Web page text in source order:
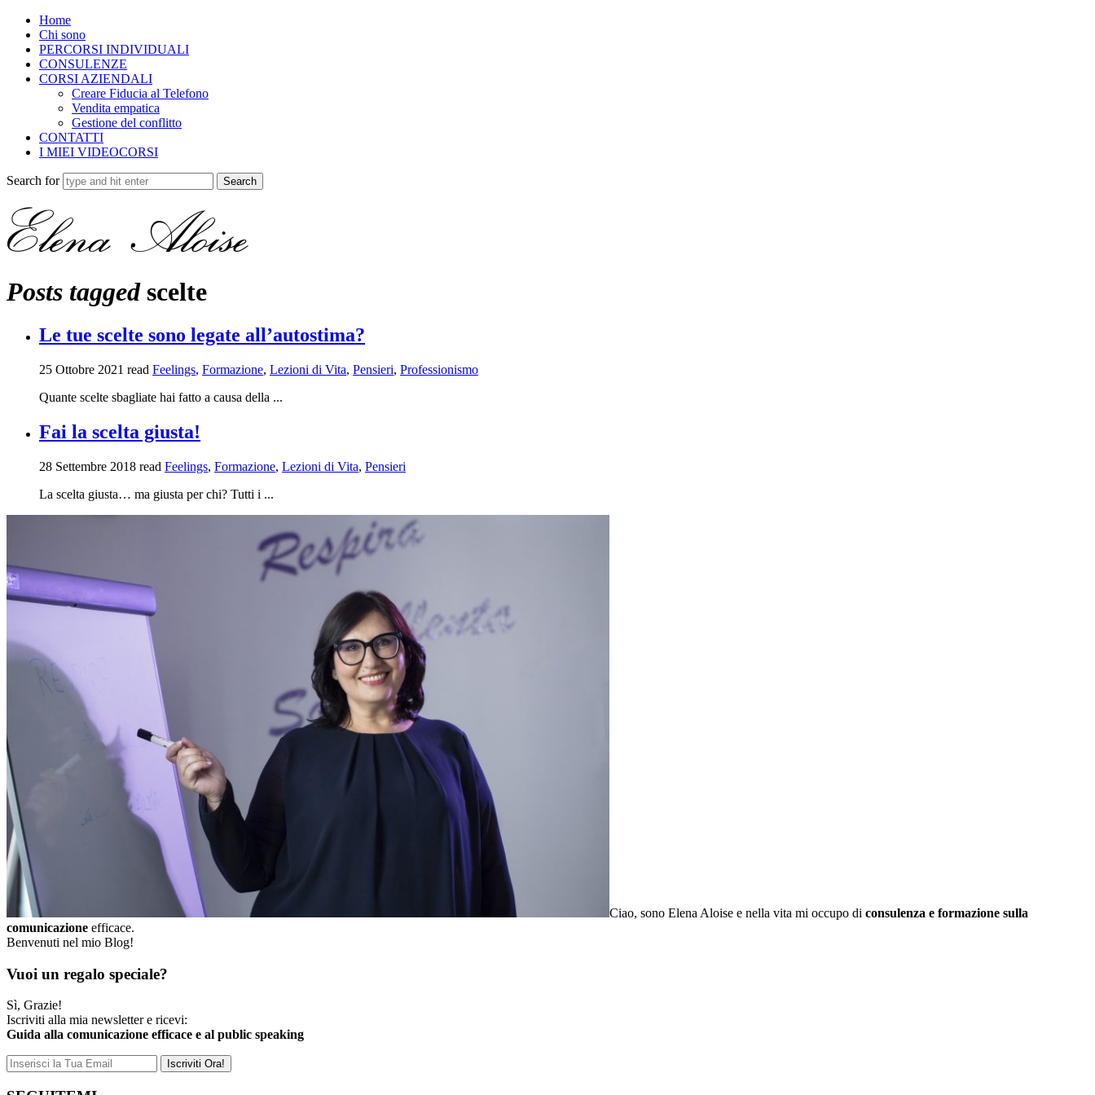
Home
Chi sono
PERCORSI INDIVIDUALI
CONSULENZE
CORSI AZIENDALI
Creare Fiducia al Telefono
Vendita empatica
Gestione del conflitto
CONTATTI
I MIEI VIDEOCORSI
Search for
Posts tagged scelte
Le tue scelte sono legate all’autostima?
25 Ottobre 2021 read Feelings, Formazione, Lezioni di Vita, Pensieri, Professionismo
Quante scelte sbagliate hai fatto a causa della ...
Fai la scelta giusta!
28 Settembre 2018 read Feelings, Formazione, Lezioni di Vita, Pensieri
La scelta giusta… ma giusta per chi? Tutti i ...
Ciao, sono Elena Aloise e nella vita mi occupo di consulenza e formazione sulla
comunicazione efficace.
Benvenuti nel mio Blog!
Vuoi un regalo speciale?
Sì, Grazie!
Iscriviti alla mia newsletter e ricevi:
Guida alla comunicazione efficace e al public speaking